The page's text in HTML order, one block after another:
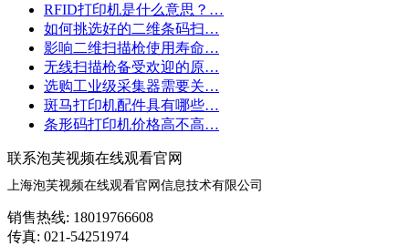
RFID打印机是什么意思？…
如何挑选好的二维条码扫…
影响二维扫描枪使用寿命…
无线扫描枪备受欢迎的原…
选购工业级采集器需要关…
斑马打印机配件具有哪些…
条形码打印机价格高不高…
联系泡芙视频在线观看官网
上海泡芙视频在线观看官网信息技术有限公司
销售热线: 18019766608
传真: 021-54251974